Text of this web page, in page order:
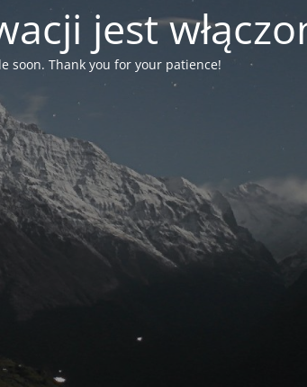
jest
soon. Thank you for your patience!